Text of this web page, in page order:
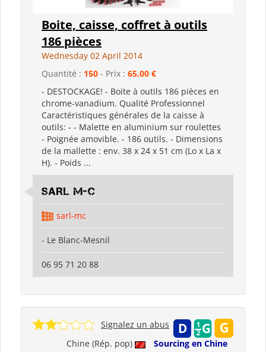
Boite, caisse, coffret à outils
186 pièces
Wednesday 02 April 2014
Quantité : 150 - Prix : 65,00 €
- DESTOCKAGE! - Boite à outils 186 pièces en
chrome-vanadium. Qualité Professionnel
Caractéristiques générales de la caisse à
outils: - - Malette en aluminium sur roulettes
- Poignée amovible. - 186 outils. - Dimensions
de la mallette : env. 38 x 24 x 51 cm (Lo x La x
H). - Poids ...
SARL M-C
sarl-mc
- Le Blanc-Mesnil
06 95 71 20 88
Chine (Rép. pop) Sourcing en Chine
Signalez un abus